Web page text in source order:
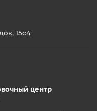
15с4
центр